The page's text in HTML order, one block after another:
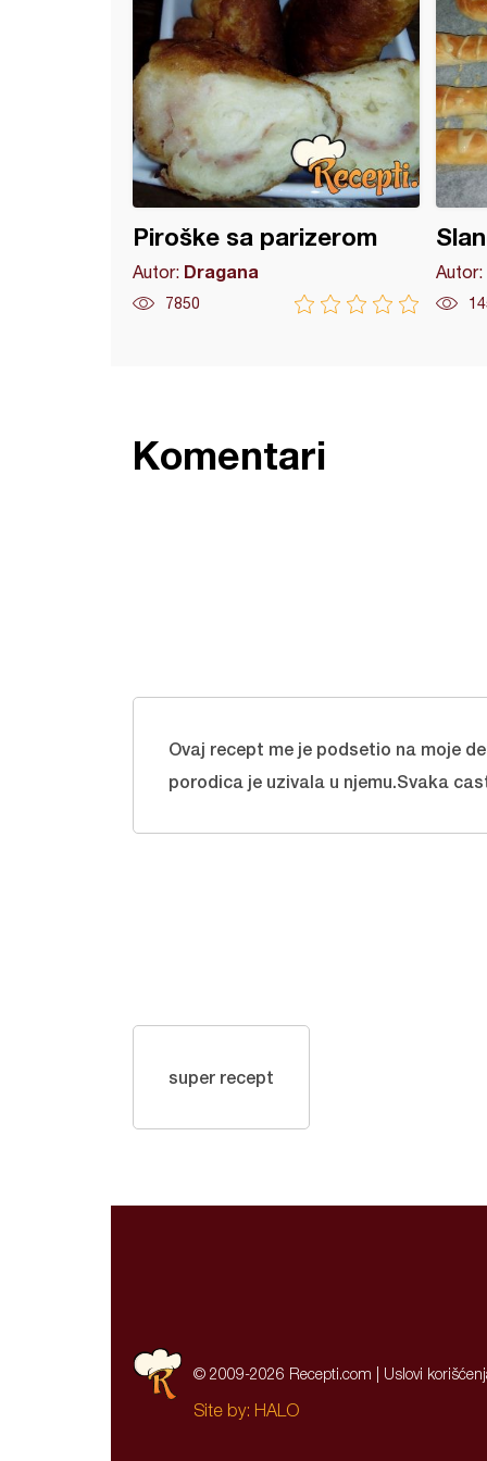
Piroške sa parizerom
Autor: Dragana
7850
Autor:
Komentari
Ovaj recept me je podsetio na moje
porodica je uzivala u njemu.Svaka
super recept
© 2009-2026 Recepti.com | Uslovi
Site by: HALO